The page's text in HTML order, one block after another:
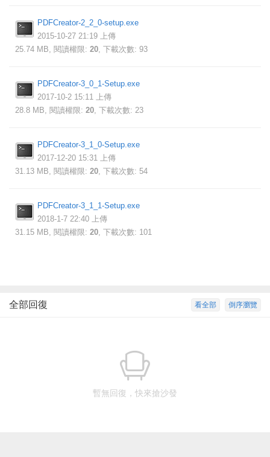
PDFCreator-2_2_0-setup.exe
2015-10-27 21:19 上傳
25.74 MB, 閱讀權限: 20, 下載次數: 93
PDFCreator-3_0_1-Setup.exe
2017-10-2 15:11 上傳
28.8 MB, 閱讀權限: 20, 下載次數: 23
PDFCreator-3_1_0-Setup.exe
2017-12-20 15:31 上傳
31.13 MB, 閱讀權限: 20, 下載次數: 54
PDFCreator-3_1_1-Setup.exe
2018-1-7 22:40 上傳
31.15 MB, 閱讀權限: 20, 下載次數: 101
倒序瀏覽
看全部
全部回復
暫無回復，快來搶沙發